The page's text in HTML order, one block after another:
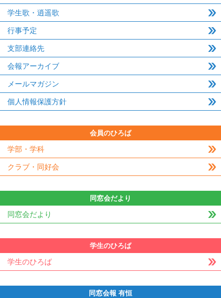
学生歌・逍遥歌
行事予定
支部連絡先
会報アーカイブ
メールマガジン
個人情報保護方針
会員のひろば
学部・学科
クラブ・同好会
同窓会だより
同窓会だより
学生のひろば
学生のひろば
同窓会報 有恒